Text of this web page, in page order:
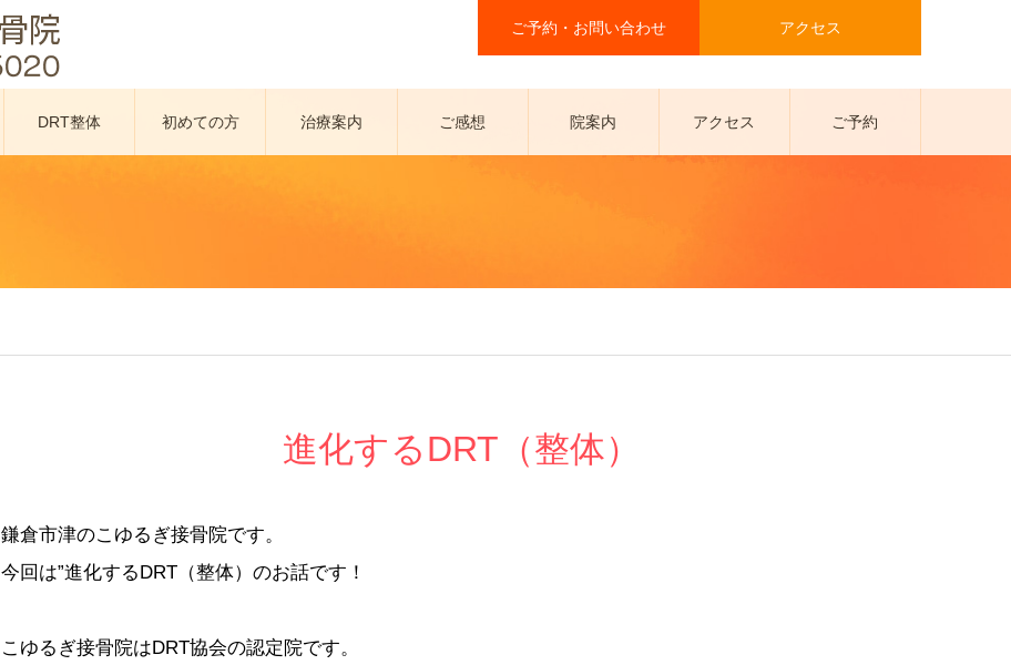
ご予約・お問い合わせ アクセス
DRT整体 初めての方 治療案内 ご感想 院案内 アクセス ご予約
進化するDRT（整体）
鎌倉市津のこゆるぎ接骨院です。
今回は”進化するDRT（整体）のお話です！
こゆるぎ接骨院はDRT協会の認定院です。